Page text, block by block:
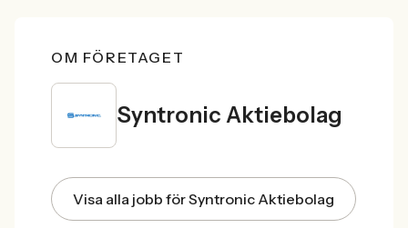
OM FÖRETAGET
Syntronic Aktiebolag
Visa alla jobb för Syntronic Aktiebolag